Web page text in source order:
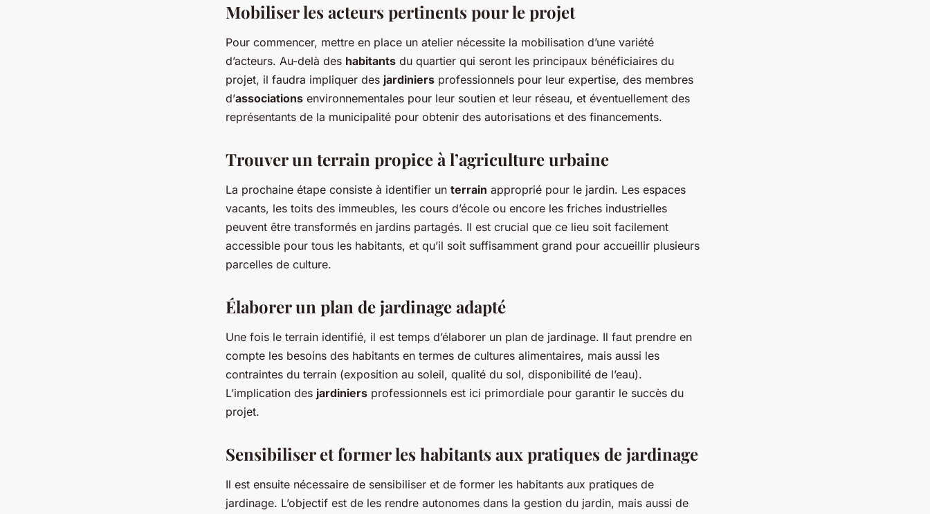
Mobiliser les acteurs pertinents pour le projet
Pour commencer, mettre en place un atelier nécessite la mobilisation d’une variété
d’acteurs. Au-delà des habitants du quartier qui seront les principaux bénéficiaires du
projet, il faudra impliquer des jardiniers professionnels pour leur expertise, des membres
d’associations environnementales pour leur soutien et leur réseau, et éventuellement des
représentants de la municipalité pour obtenir des autorisations et des financements.
Trouver un terrain propice à l’agriculture urbaine
La prochaine étape consiste à identifier un terrain approprié pour le jardin. Les espaces
vacants, les toits des immeubles, les cours d’école ou encore les friches industrielles
peuvent être transformés en jardins partagés. Il est crucial que ce lieu soit facilement
accessible pour tous les habitants, et qu’il soit suffisamment grand pour accueillir plusieurs
parcelles de culture.
Élaborer un plan de jardinage adapté
Une fois le terrain identifié, il est temps d’élaborer un plan de jardinage. Il faut prendre en
compte les besoins des habitants en termes de cultures alimentaires, mais aussi les
contraintes du terrain (exposition au soleil, qualité du sol, disponibilité de l’eau).
L’implication des jardiniers professionnels est ici primordiale pour garantir le succès du
projet.
Sensibiliser et former les habitants aux pratiques de jardinage
Il est ensuite nécessaire de sensibiliser et de former les habitants aux pratiques de
jardinage. L’objectif est de les rendre autonomes dans la gestion du jardin, mais aussi de